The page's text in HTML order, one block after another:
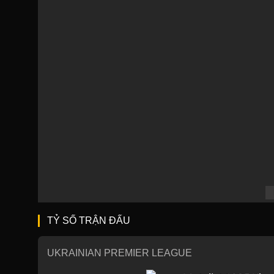
TỶ SỐ TRẬN ĐẤU
UKRAINIAN PREMIER LEAGUE